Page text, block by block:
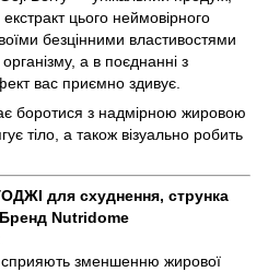
цього неймовірного
безцінними властивостями
а в поєднанні з
вас приємно здивує.
боротися з надмірною жировою
тіло, а також візуально робить
для схуднення, струнка
Nutridome
сприяють зменшенню жирової